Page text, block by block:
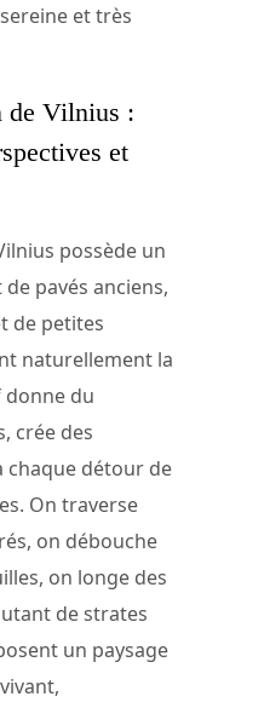
et très
de Vilnius :
et
possède un
pavés anciens,
de petites
naturellement la
donne du
crée des
chaque détour de
On traverse
on débouche
on longe des
de strates
un paysage